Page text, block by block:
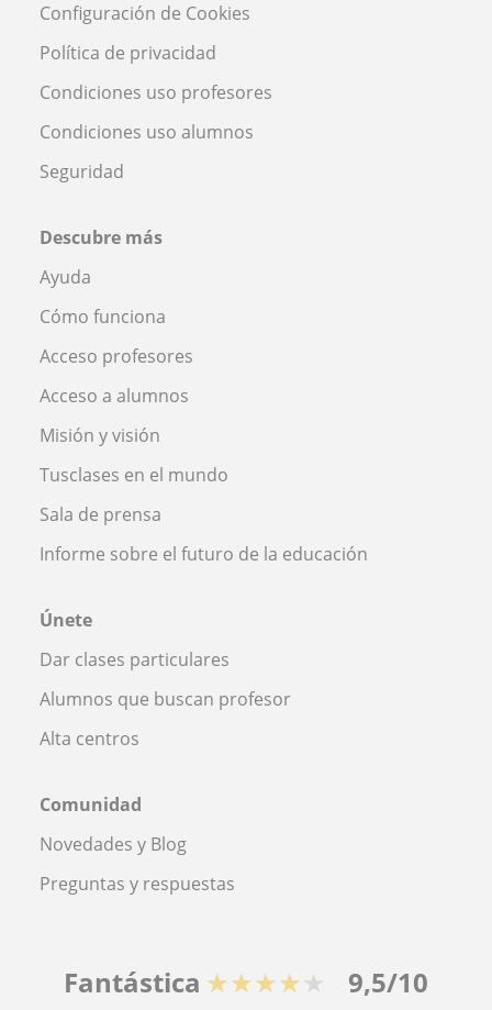
Configuración de Cookies
Política de privacidad
Condiciones uso profesores
Condiciones uso alumnos
Seguridad
Descubre más
Ayuda
Cómo funciona
Acceso profesores
Acceso a alumnos
Misión y visión
Tusclases en el mundo
Sala de prensa
Informe sobre el futuro de la educación
Únete
Dar clases particulares
Alumnos que buscan profesor
Alta centros
Comunidad
Novedades y Blog
Preguntas y respuestas
Fantástica ★★★★★ 9,5/10